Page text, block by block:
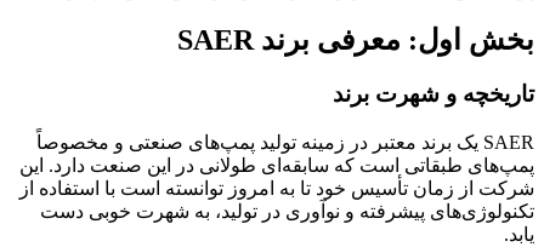
بخش اول: معرفی برند SAER
تاریخچه و شهرت برند
SAER یک برند معتبر در زمینه تولید پمپ‌های صنعتی و مخصوصاً
پمپ‌های طبقاتی است که سابقه‌ای طولانی در این صنعت دارد. این
شرکت از زمان تأسیس خود تا به امروز توانسته است با استفاده از
تکنولوژی‌های پیشرفته و نوآوری در تولید، به شهرت خوبی دست
یابد.